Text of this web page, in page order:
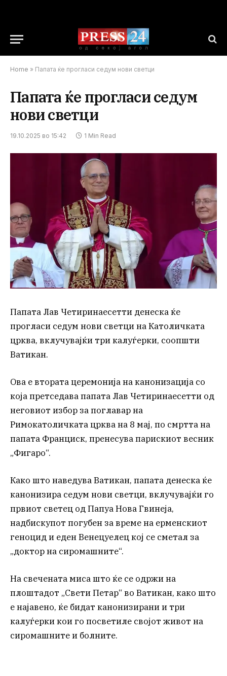
Home » Папата ќе прогласи седум нови светци
Папата ќе прогласи седум
нови светци
19.10.2025 во 15:42 1 Min Read
Папата Лав Четиринаесетти денеска ќе
прогласи седум нови светци на Католичката
црква, вклучувајќи три калуѓерки, соопшти
Ватикан.
Ова е втората церемонија на канонизација со
која претседава папата Лав Четиринаесетти од
неговиот избор за поглавар на
Римокатоличката црква на 8 мај, по смртта на
папата Франциск, пренесува парискиот весник
„Фигаро“.
Како што наведува Ватикан, папата денеска ќе
канонизира седум нови светци, вклучувајќи го
првиот светец од Папуа Нова Гвинеја,
надбискупот погубен за време на ерменскиот
геноцид и еден Венецуелец кој се сметал за
„доктор на сиромашните“.
На свечената миса што ќе се одржи на
плоштадот „Свети Петар“ во Ватикан, како што
е најавено, ќе бидат канонизирани и три
калуѓерки кои го посветиле својот живот на
сиромашните и болните.